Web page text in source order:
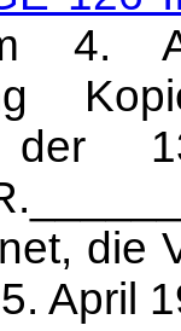
4.
der
die
April